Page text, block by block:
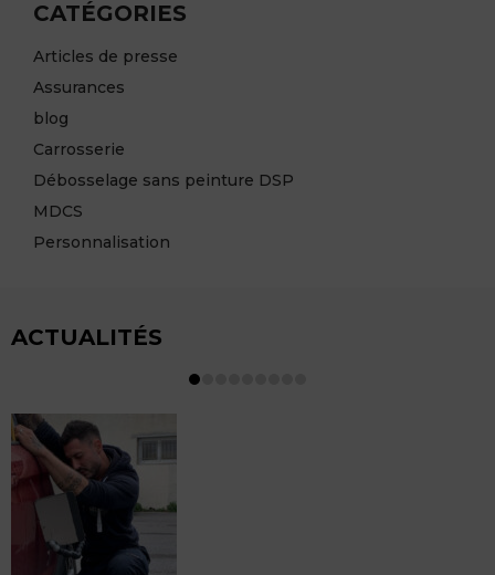
CATÉGORIES
Articles de presse
Assurances
blog
Carrosserie
Débosselage sans peinture DSP
MDCS
Personnalisation
ACTUALITÉS